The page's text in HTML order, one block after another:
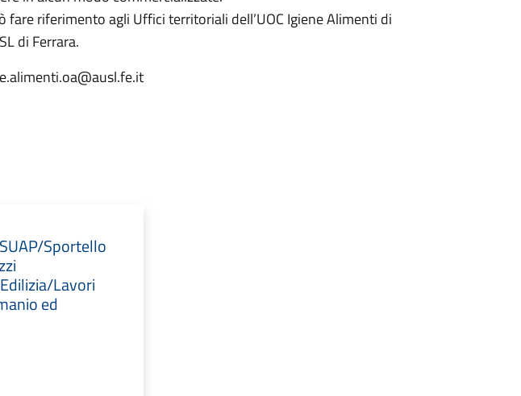
riferimento agli Uffici territoriali dell’UOC Igiene Alimenti di
di Ferrara.
Sportello
Lavori
ed